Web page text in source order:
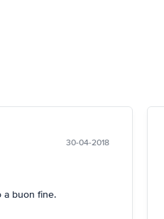
30-04-2018
a buon fine.